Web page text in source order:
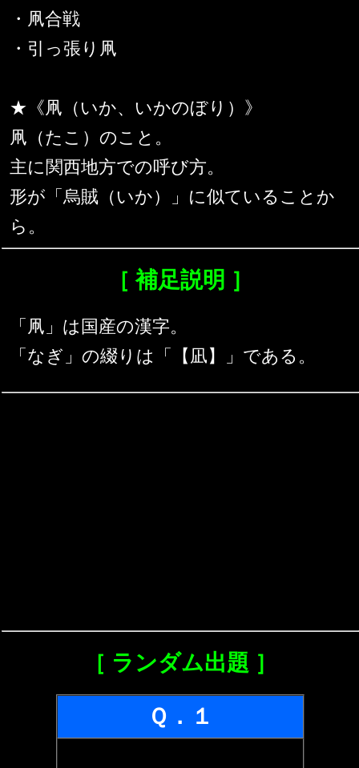
・凧合戦
・引っ張り凧
★《凧（いか、いかのぼり）》
凧（たこ）のこと。
主に関西地方での呼び方。
形が「烏賊（いか）」に似ていることか
ら。
［ 補足説明 ］
「凧」は国産の漢字。
「なぎ」の綴りは「【凪】」である。
［ ランダム出題 ］
Ｑ．１